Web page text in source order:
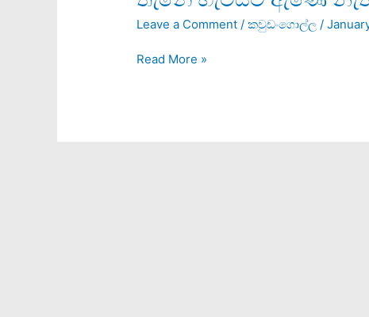
Leave a Comment /කවුඩංගොල්ල /
හැටියට
ඇණේ
Read More »